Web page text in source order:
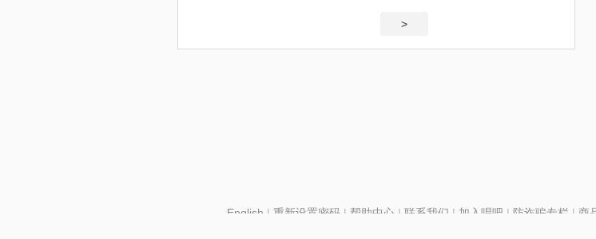
>
English | 重新设置密码| 帮助中心 | 联系我们 | 加入唱吧 | 防诈骗专栏 | 商